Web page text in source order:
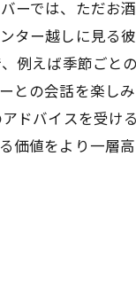
ーでは、ただお
ター越しに見る
例えば季節ごと
との会話を楽し
ドバイスを受け
価値をより一層